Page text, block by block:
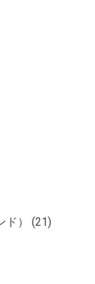
）
(21)